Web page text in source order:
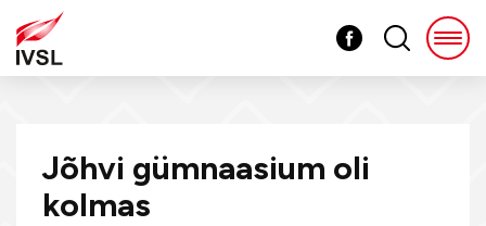
Jõhvi gümnaasium oli
kolmas